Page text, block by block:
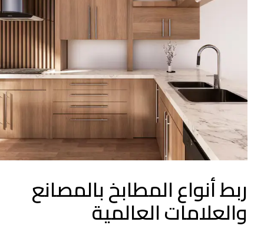
ربط أنواع المطابخ بالمصانع
والعلامات العالمية